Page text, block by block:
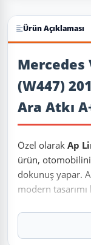
Ürün Açıklaması
Ürün Açıklaması
Mercedes
(W447)
Ara Atkı
Özel olarak Ap
ürün,
dokunuş yapar.
modern
✨ Ürün